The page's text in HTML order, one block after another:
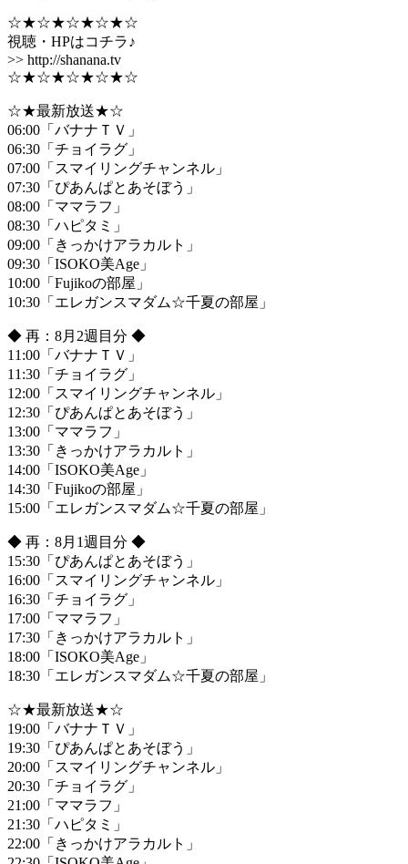
☆★☆★☆★☆★☆
視聴・HPはコチラ♪
>> http://shanana.tv
☆★☆★☆★☆★☆
☆★最新放送★☆
06:00「バナナＴＶ」
06:30「チョイラグ」
07:00「スマイリングチャンネル」
07:30「ぴあんぱとあそぼう」
08:00「ママラフ」
08:30「ハピタミ」
09:00「きっかけアラカルト」
09:30「ISOKO美Age」
10:00「Fujikoの部屋」
10:30「エレガンスマダム☆千夏の部屋」
◆ 再：8月2週目分 ◆
11:00「バナナＴＶ」
11:30「チョイラグ」
12:00「スマイリングチャンネル」
12:30「ぴあんぱとあそぼう」
13:00「ママラフ」
13:30「きっかけアラカルト」
14:00「ISOKO美Age」
14:30「Fujikoの部屋」
15:00「エレガンスマダム☆千夏の部屋」
◆ 再：8月1週目分 ◆
15:30「ぴあんぱとあそぼう」
16:00「スマイリングチャンネル」
16:30「チョイラグ」
17:00「ママラフ」
17:30「きっかけアラカルト」
18:00「ISOKO美Age」
18:30「エレガンスマダム☆千夏の部屋」
☆★最新放送★☆
19:00「バナナＴＶ」
19:30「ぴあんぱとあそぼう」
20:00「スマイリングチャンネル」
20:30「チョイラグ」
21:00「ママラフ」
21:30「ハピタミ」
22:00「きっかけアラカルト」